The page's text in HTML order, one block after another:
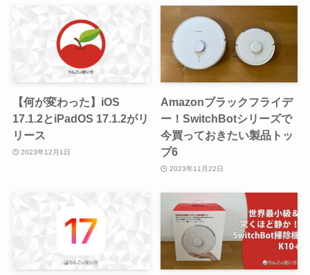
【何が変わった】iOS
17.1.2とiPadOS 17.1.2がリ
リース
2023年12月1日
Amazonブラックフライデ
ー！SwitchBotシリーズで
今買っておきたい製品トッ
プ6
2023年11月22日